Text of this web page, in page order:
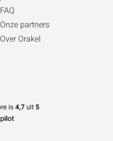
FAQ
Onze partners
Over Orakel